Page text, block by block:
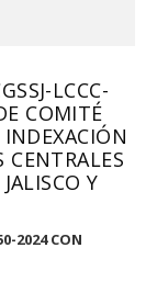
LCCC-
COMITÉ
CENTRALES
Y
2024 CON